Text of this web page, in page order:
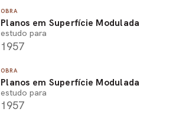
OBRA
Planos em Superfície Modulada
estudo para
1957
OBRA
Planos em Superfície Modulada
estudo para
1957